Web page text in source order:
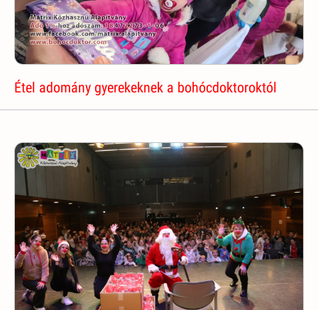
Étel adomány gyerekeknek a bohócdoktoroktól